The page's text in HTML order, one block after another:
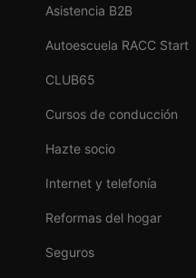
Asistencia B2B
Autoescuela RACC Start
CLUB65
Cursos de conducción
Hazte socio
Internet y telefonía
Reformas del hogar
Seguros